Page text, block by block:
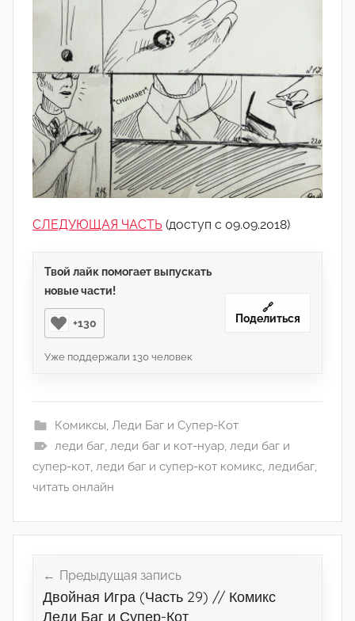
СЛЕДУЮЩАЯ ЧАСТЬ (доступ с 09.09.2018)
Твой лайк помогает выпускать
новые части!
+130
Уже поддержали 130 человек
🔗
Поделиться
Комиксы, Леди Баг и Супер-Кот
леди баг, леди баг и кот-нуар, леди баг и
супер-кот, леди баг и супер-кот комикс, ледибаг,
читать онлайн
записям
Предыдущая запись
Двойная Игра (Часть 29) // Комикс
Леди Баг и Супер-Кот